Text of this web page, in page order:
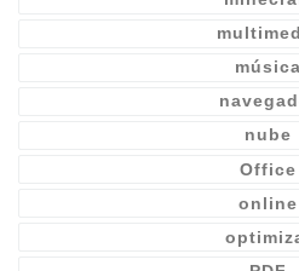
música
nube
Office
online